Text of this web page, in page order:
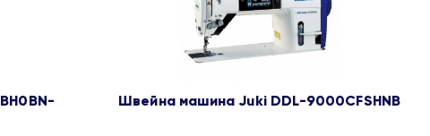
Швейна машина Juki DDL-9000CFSHNB